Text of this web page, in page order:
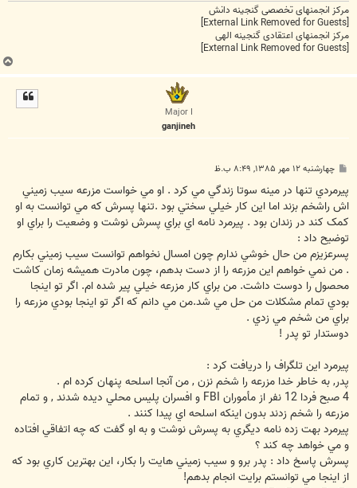
مرکز انجمنهای تخصصی گنجینه دانش
مرکز انجمنهای اعتقادی گنجینه الهی
ب
ا
Major I
ganjineh
پ
ت
چهارشنبه ۱۲ مهر ۱۳۸۵, ۸:۴۹ ب.ظ
پيرمردي تنها در مينه سوتا زندگي مي کرد . او مي خواست مزرعه سيب زميني
اش راشخم بزند اما اين کار خيلي سختي بود .تنها پسرش که مي توانست به او
کمک کند در زندان بود . پيرمرد نامه اي براي پسرش نوشت و وضعيت را براي او
توضيح داد :
پسرعزيزم من حال خوشي ندارم چون امسال نخواهم توانست سيب زميني بکارم
. من نمي خواهم اين مزرعه را از دست بدهم، چون مادرت هميشه زمان کاشت
محصول را دوست داشت. من براي کار مزرعه خيلي پير شده ام. اگر تو اينجا
بودي تمام مشکلات من حل مي شد.من مي دانم که اگر تو اينجا بودي مزرعه را
براي من شخم مي زدي .
دوستدار تو پدر !
پيرمرد اين تلگراف را دريافت کرد :
پدر, به خاطر خدا مزرعه را شخم نزن , من آنجا اسلحه پنهان کرده ام .
4 صبح فردا 12 نفر از مأموران FBI و افسران پليس محلي ديده شدند , و تمام
مزرعه را شخم زدند بدون اينکه اسلحه اي پيدا کنند .
پيرمرد بهت زده نامه ديگري به پسرش نوشت و به او گفت که چه اتفاقي افتاده
و مي خواهد چه کند ؟
پسرش پاسخ داد : پدر برو و سيب زميني هايت را بکار، اين بهترين کاري بود که
از اينجا مي توانستم برايت انجام بدهم!